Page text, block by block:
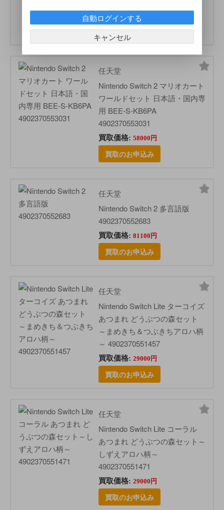
買取価格:51000円
買取のお申込み
任天堂
Nintendo Switch 2 マリオカート
ワールドセット 日本語・国内専
用 BEE-S-KB6PA
4902370553031
買取価格: 58000円
買取のお申込み
任天堂
Nintendo Switch 2 多言語版
4902370552683
買取価格: 81100円
買取のお申込み
任天堂
Nintendo Switch Lite ターコイズ
あつまれ どうぶつの森セット
～まめきち＆つぶきちアロハ柄
～ 4902370551457
買取価格: 29000円
買取のお申込み
任天堂
Nintendo Switch Lite コーラル
あつまれ どうぶつの森セット～
しずえアロハ柄～
4902370551471
買取価格: 29000円
買取のお申込み
自動ログインする
キャンセル